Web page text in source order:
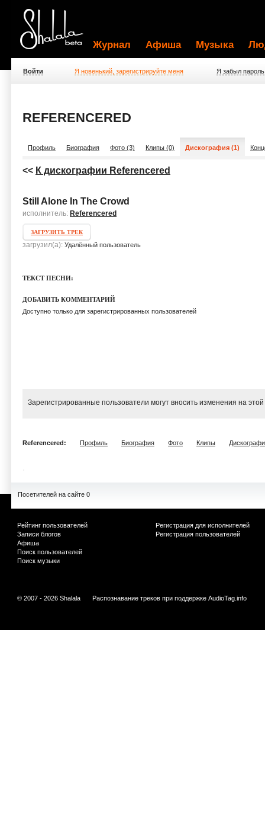
Журнал Афиша Музыка
Войти Я новенький, зарегистрируйте меня Я забыл пароль
REFERENCERED
Профиль Биография Фото (3) Клипы (0) Дискография (1)
<< К дискографии Referencered
Still Alone In The Crowd
исполнитель: Referencered
ЗАГРУЗИТЬ ТРЕК
загрузил(а): Удалённый пользователь
ТЕКСТ ПЕСНИ:
ДОБАВИТЬ КОММЕНТАРИЙ
Доступно только для зарегистрированных пользователей
Зарегистрированные пользователи могут вносить изменения на
Referencered: Профиль Биография Фото Клипы
Посетителей на сайте 0
Рейтинг пользователей
Записи блогов
Афиша
Поиск пользователей
Поиск музыки
Регистрация для исполнителей
Регистрация пользователей
© 2007 - 2026 Shalala Распознавание треков при поддержке AudioTag.info